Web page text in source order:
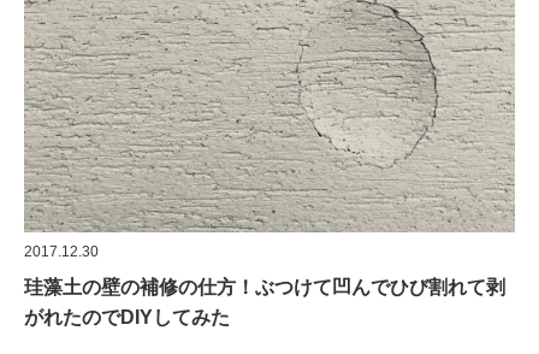
2017.12.30
珪藻土の壁の補修の仕方！ぶつけて凹んでひび割れて剥
がれたのでDIYしてみた